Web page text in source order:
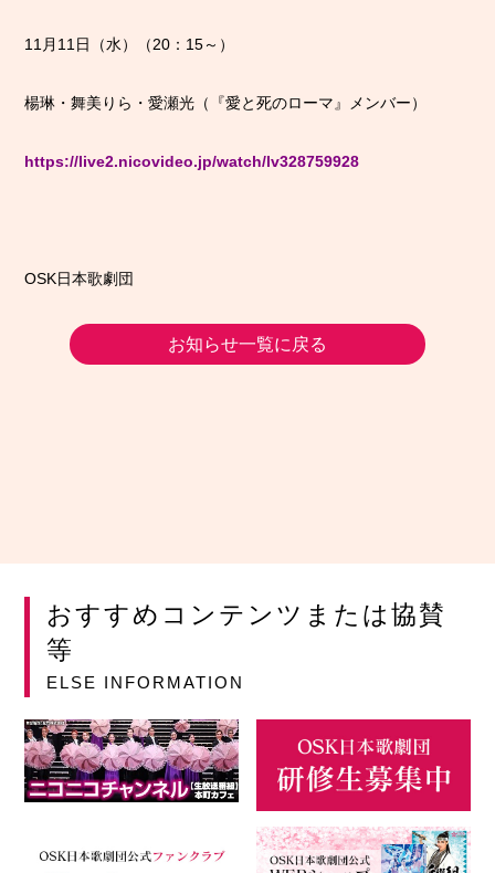
11月11日（水）（20：15～）
楊琳・舞美りら・愛瀬光（『愛と死のローマ』メンバー）
https://live2.nicovideo.jp/watch/lv328759928
OSK日本歌劇団
お知らせ一覧に戻る
おすすめコンテンツまたは協賛
等
ELSE INFORMATION